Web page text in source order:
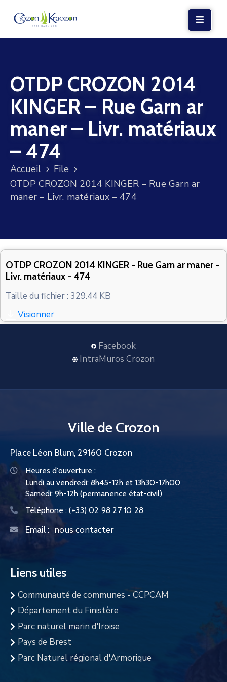
VIE
LOCALE
VIE
SOCIALE
TERRE
MER
VOS
OTDP CROZON 2014
KINGER – Rue Garn ar
maner – Livr. matériaux
– 474
Accueil
File
OTDP CROZON 2014 KINGER – Rue Garn ar
maner – Livr. matériaux – 474
OTDP CROZON 2014 KINGER - Rue Garn ar maner -
Livr. matériaux - 474
Taille du fichier : 329.44 KB
Visionner
Facebook
IntraMuros Crozon
Ville de Crozon
Place Léon Blum, 29160 Crozon
Heures d'ouverture :
Lundi au vendredi: 8h45-12h et 13h30-17h00
Samedi: 9h-12h (permanence état-civil)
Téléphone : (+33) 02 98 27 10 28
Email : nous contacter
Liens utiles
Communauté de communes - CCPCAM
Département du Finistère
Parc naturel marin d'Iroise
Pays de Brest
Parc Naturel régional d'Armorique